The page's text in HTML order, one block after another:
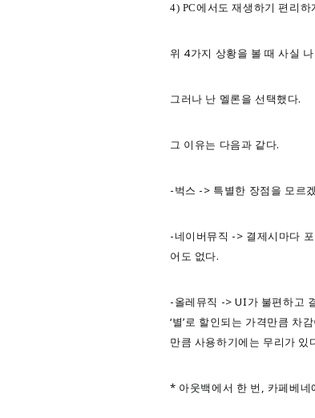
4) PC에서도 재생하기 편리하
위 4가지 상황을 볼 때 사실
그러나 난 멜론을 선택했다.
그 이유는 다음과 같다.
-벅스 -> 특별한 장점을 모르
-네이버뮤직 -> 결제시마다
어도 없다.
-올레뮤직 -> UI가 불편하고
‘별’로 할인되는 가격만큼 차
만큼 사용하기에는 무리가 있
* 아웃백에서 한 번, 카페베네